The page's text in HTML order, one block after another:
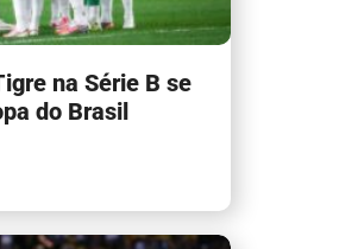
na Série B se
do Brasil